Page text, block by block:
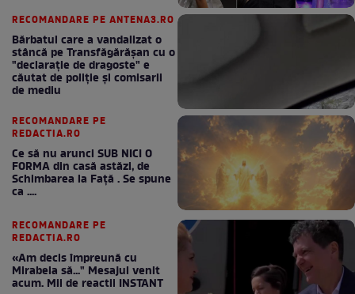
RECOMANDARE PE ANTENA3.RO
Bărbatul care a vandalizat o
stâncă pe Transfăgărășan cu o
"declaraţie de dragoste" e
căutat de poliție și comisarii
de mediu
RECOMANDARE PE
REDACTIA.RO
Ce să nu arunci SUB NICI O
FORMA din casă astăzi, de
Schimbarea la Față . Se spune
ca ....
RECOMANDARE PE
REDACTIA.RO
«Am decis împreună cu
Mirabela să..." Mesajul venit
acum. Mii de reactii INSTANT